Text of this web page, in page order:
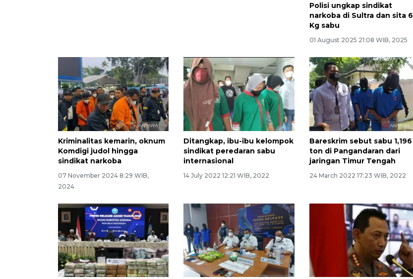
Polisi ungkap sindikat
narkoba di Sultra dan sita 6
Kg sabu
01 August 2025 21:08 WIB, 2025
Kriminalitas kemarin, oknum
Komdigi judol hingga
sindikat narkoba
07 November 2024 8:29 WIB,
2024
Ditangkap, ibu-ibu kelompok
sindikat peredaran sabu
internasional
14 July 2022 12:21 WIB, 2022
Bareskrim sebut sabu 1,196
ton di Pangandaran dari
jaringan Timur Tengah
24 March 2022 17:23 WIB, 2022